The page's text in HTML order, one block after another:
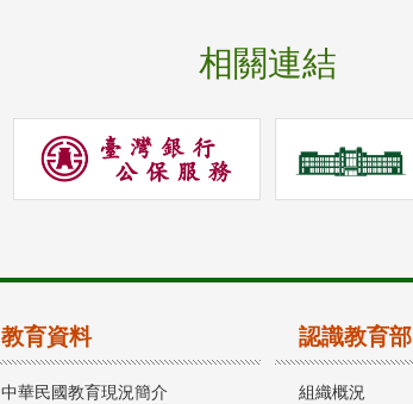
相關連結
教育資料
中華民國教育現況簡介
認識教育部
組織概況